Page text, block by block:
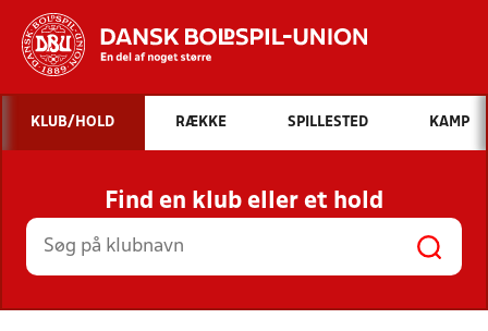
Hvad vil du søge efter?
INDHOLD OG NYHEDER
STILLINGER, RESULTATER, KLUBBER OG
HOLD
KLUB/HOLD RÆKKE SPILLESTED KAMP
Find en klub eller et hold